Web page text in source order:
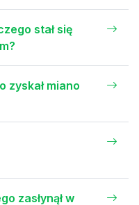
stał się
zyskał miano
zasłynął w